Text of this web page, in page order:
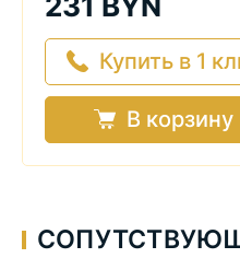
Купить в 1
В корзину